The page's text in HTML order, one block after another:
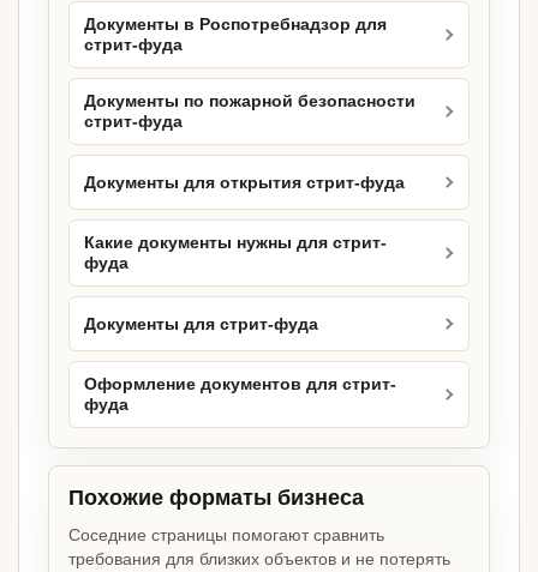
Документы в Роспотребнадзор для
стрит-фуда
Документы по пожарной безопасности
стрит-фуда
Документы для открытия стрит-фуда
Какие документы нужны для стрит-
фуда
Документы для стрит-фуда
Оформление документов для стрит-
фуда
Похожие форматы бизнеса
Соседние страницы помогают сравнить
требования для близких объектов и не потерять